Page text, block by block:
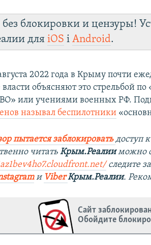
блокировки и цензуры!
дляiOS іAndroid.
2022 года в Крыму почти
власти объясняют это стрельбой
или учениями военных РФ.
называл беспилотники
пытается заблокировать доступ
читатьКрым.Реалииможно
следите
и Viber Крым.Реалии.
Сайт
Обойдите